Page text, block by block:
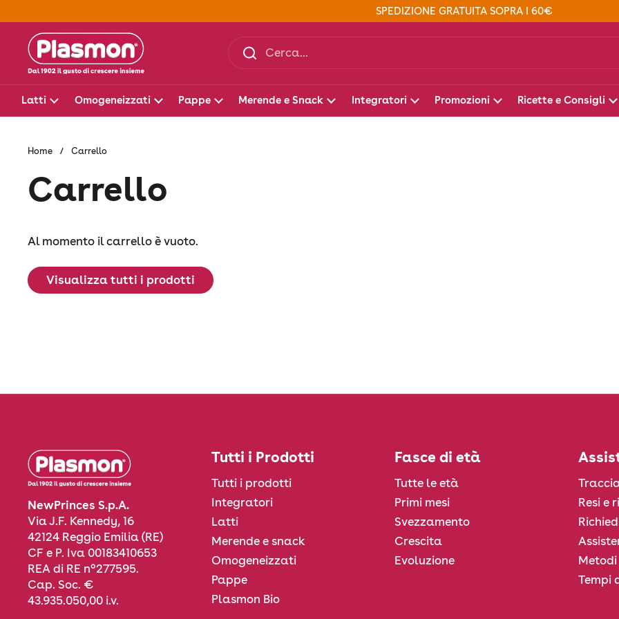
SPEDIZIONE GRATUITA SOPRA I 60€
Latti Omogeneizzati Pappe Merende e Snack Integratori Promozioni Ricette e Consigli
Home / Carrello
Carrello
Al momento il carrello è vuoto.
Visualizza tutti i prodotti
NewPrinces S.p.A.
Via J.F. Kennedy, 16
42124 Reggio Emilia (RE)
CF e P. Iva 00183410653
REA di RE n°277595.
Cap. Soc. €
43.935.050,00 i.v.
Tutti i Prodotti
Tutti i prodotti
Integratori
Latti
Merende e snack
Omogeneizzati
Pappe
Plasmon Bio
Fasce di età
Tutte le età
Primi mesi
Svezzamento
Crescita
Evoluzione
Resi e
Tempi